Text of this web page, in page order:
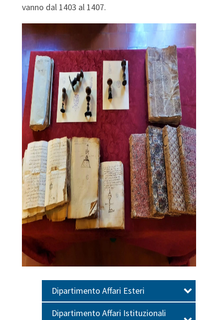
vanno dal 1403 al 1407.
Dipartimento Affari Esteri
Dipartimento Affari Istituzionali